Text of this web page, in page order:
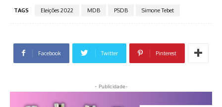
TAGS Eleições 2022 MDB PSDB Simone Tebet
Facebook Twitter Pinterest
- Publicidade-